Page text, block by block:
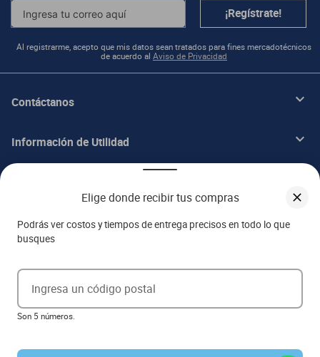
Elige donde recibir tus compras
Podrás ver costos y tiempos de entrega precisos en todo lo que
busques
Ingresa un código postal
Son 5 números.
¡Regístrate!
Al registrarme, acepto que mis datos sean tratados para fines mercadotécnicos
de acuerdo al Aviso de Privacidad
Contáctanos
Información de Utilidad
Acerca de ITALIKA
Aviso de privacidad
Ejerce tus derechos ARCO
Términos y condiciones
Las promociones dewww.italika.mxpueden diferir de las promociones publicadas en tienda. El